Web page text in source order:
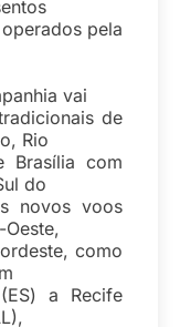
pela
vai
de
Rio
Brasília com
do
novos voos
como
a Recife